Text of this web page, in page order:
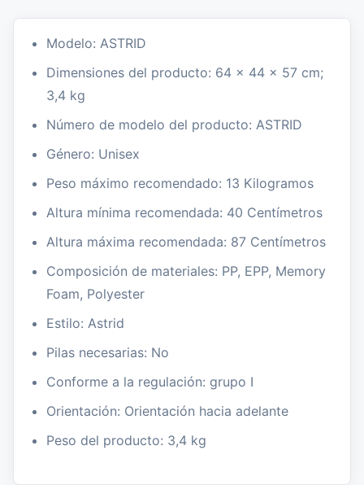
Modelo: ASTRID
Dimensiones del producto: 64 x 44 x 57 cm;
3,4 kg
Número de modelo del producto: ASTRID
Género: Unisex
Peso máximo recomendado: 13 Kilogramos
Altura mínima recomendada: 40 Centímetros
Altura máxima recomendada: 87 Centímetros
Composición de materiales: PP, EPP, Memory
Foam, Polyester
Estilo: Astrid
Pilas necesarias: No
Conforme a la regulación: grupo I
Orientación: Orientación hacia adelante
Peso del producto: 3,4 kg